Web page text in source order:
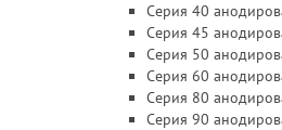
Серия 40
Серия 45
Серия 50
Серия 60
Серия 80
Серия 90